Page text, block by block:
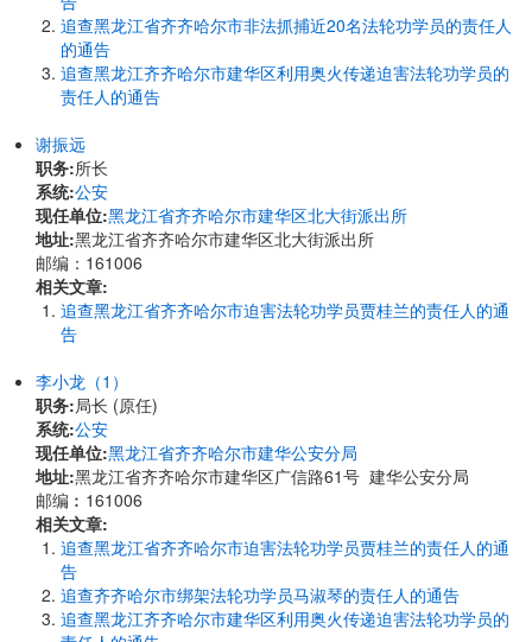
追查黑龙江省齐齐哈尔市非法抓捕近20名法轮功学员的责任人
的通告
追查黑龙江齐齐哈尔市建华区利用奥火传递迫害法轮功学员的
责任人的通告
谢振远
职务:所长
系统:公安
现任单位:黑龙江省齐齐哈尔市建华区北大街派出所
地址:黑龙江省齐齐哈尔市建华区北大街派出所
邮编：161006
相关文章:
追查黑龙江省齐齐哈尔市迫害法轮功学员贾桂兰的责任人的通
告
李小龙（1）
职务:局长 (原任)
系统:公安
现任单位:黑龙江省齐齐哈尔市建华公安分局
地址:黑龙江省齐齐哈尔市建华区广信路61号 建华公安分局
邮编︰161006
相关文章:
追查黑龙江省齐齐哈尔市迫害法轮功学员贾桂兰的责任人的通
告
追查齐齐哈尔市绑架法轮功学员马淑琴的责任人的通告
追查黑龙江齐齐哈尔市建华区利用奥火传递迫害法轮功学员的